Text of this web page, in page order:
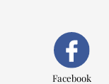
Facebook